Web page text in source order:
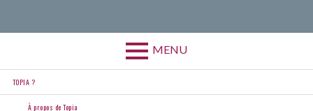
MENU
Menu
TOPIA ?
À propos de Topia